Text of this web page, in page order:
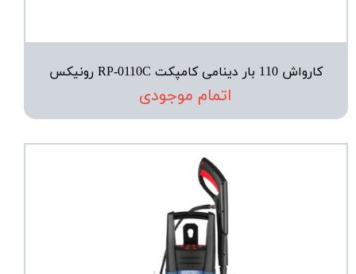
کارواش 110 بار دینامی کامپکت RP-0110C رونیکس
اتمام موجودی